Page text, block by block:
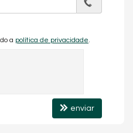
a política de privacidade
enviar